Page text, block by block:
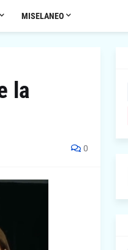
MISELANEO
la
0